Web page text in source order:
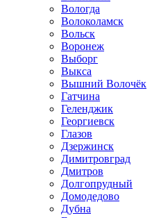
Вологда
Волоколамск
Вольск
Воронеж
Выборг
Выкса
Вышний Волочёк
Гатчина
Геленджик
Георгиевск
Глазов
Дзержинск
Димитровград
Дмитров
Долгопрудный
Домодедово
Дубна